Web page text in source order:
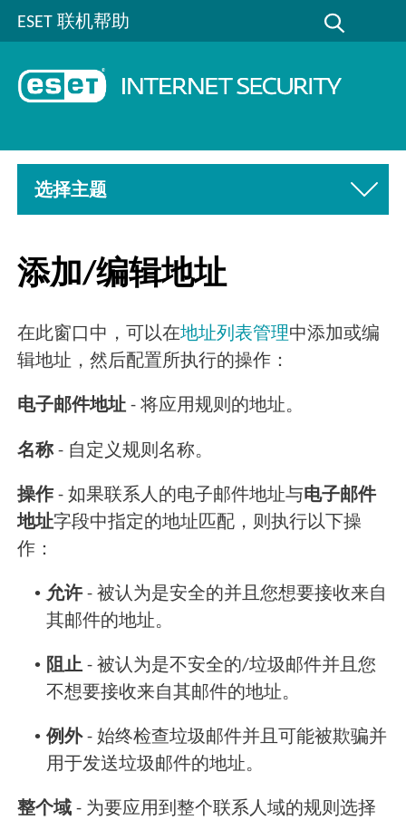
ESET 联机帮助
选择主题
添加/编辑地址
在此窗口中，可以在地址列表管理中添加或编
辑地址，然后配置所执行的操作：
电子邮件地址 - 将应用规则的地址。
名称- 自定义规则名称。
操作- 如果联系人的电子邮件地址与电子邮件
地址字段中指定的地址匹配，则执行以下操
作：
• 允许- 被认为是安全的并且您想要接收来自
其邮件的地址。
• 阻止 - 被认为是不安全的/垃圾邮件并且您
不想要接收来自其邮件的地址。
• 例外- 始终检查垃圾邮件并且可能被欺骗并
用于发送垃圾邮件的地址。
整个域 - 为要应用到整个联系人域的规则选择